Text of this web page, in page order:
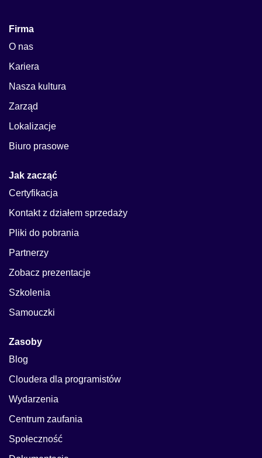
Firma
O nas
Kariera
Nasza kultura
Zarząd
Lokalizacje
Biuro prasowe
Jak zacząć
Certyfikacja
Kontakt z działem sprzedaży
Pliki do pobrania
Partnerzy
Zobacz prezentacje
Szkolenia
Samouczki
Zasoby
Blog
Cloudera dla programistów
Wydarzenia
Centrum zaufania
Społeczność